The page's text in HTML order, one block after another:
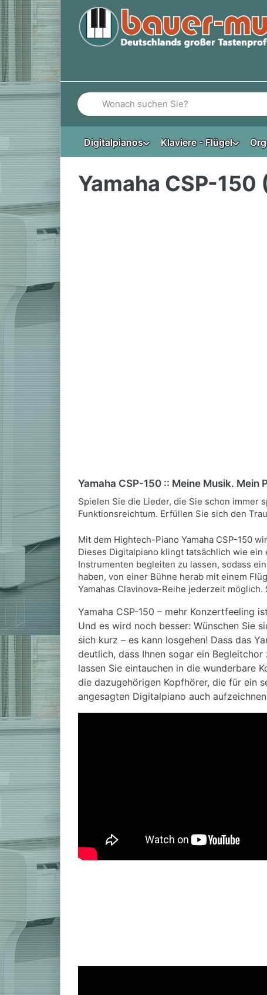
Geben Sie einen Suchbegriff ein. Während
Digitalpianos Klaviere - Flügel
Yamaha CSP-150
Yamaha CSP-150 :: Meine Musik. Mein
Spielen Sie die Lieder, die Sie schon immer
Funktionsreichtum. Erfüllen Sie sich den
Mit dem Hightech-Piano Yamaha CSP-150
Dieses Digitalpiano klingt tatsächlich wie
Instrumenten begleiten zu lassen, sodass
haben, von einer Bühne herab mit einem
Yamahas Clavinova-Reihe jederzeit
Yamaha CSP-150 – mehr Konzertfeeling
Und es wird noch besser: Wünschen Sie
sich kurz – es kann losgehen! Dass das
deutlich, dass Ihnen sogar ein
lassen Sie eintauchen in die wunderbare
die dazugehörigen Kopfhörer, die für ein
angesagten Digitalpiano auch